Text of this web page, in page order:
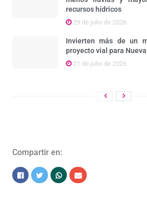
recursos hídricos
29 de julio de 2026
Invierten más de un
proyecto vial para
21 de julio de 2026
Compartir en: